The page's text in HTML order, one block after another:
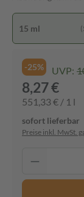
15 ml
-25% UVP:
8,27 €
551,33 € / 1 l
sofort lieferbar
Preise inkl. MwSt.